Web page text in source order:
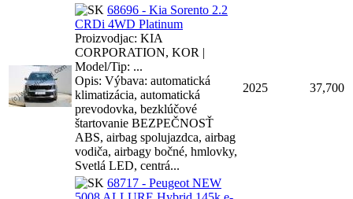
68696 - Kia Sorento 2.2
CRDi 4WD Platinum
Proizvodjac: KIA
CORPORATION, KOR |
Model/Tip: ...
Opis: Výbava: automatická
klimatizácia, automatická
prevodovka, bezklúčové
štartovanie BEZPEČNOSŤ
ABS, airbag spolujazdca, airbag
vodiča, airbagy bočné, hmlovky,
Svetlá LED, centrá...
2025 37,700
68717 - Peugeot NEW